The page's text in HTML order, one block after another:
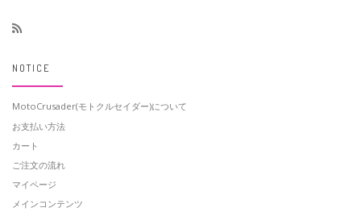
NOTICE
MotoCrusader(モトクルセイダー)について
お支払い方法
カート
ご注文の流れ
マイページ
メインコンテンツ